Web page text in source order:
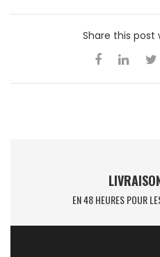
Share this post
EN 48 HEURES POUR